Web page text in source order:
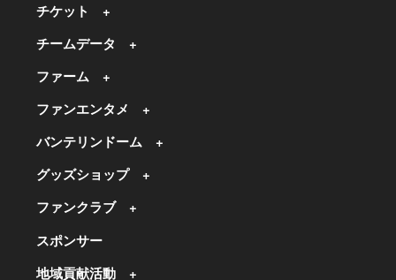
チケット
チームデータ
ファーム
ファンエンタメ
バンテリンドーム
グッズショップ
ファンクラブ
スポンサー
地域貢献活動